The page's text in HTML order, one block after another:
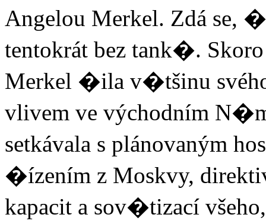
Angelou Merkel. Zdá se,
tentokrát bez tank�.
Merkel �ila v�tšinu
vlivem ve východním
setkávala s plánovaným
�ízením z Moskvy,
kapacit a sov�tizací